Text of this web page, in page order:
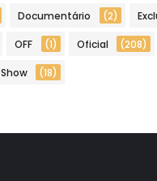
Documentário (2)
OFF (1) Oficial (208)
Show (18)